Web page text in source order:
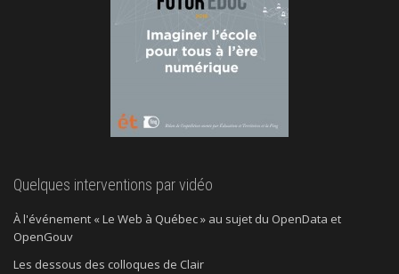
Quelques interventions par vidéo
À l'événement « Le Web à Québec » au sujet du OpenData et
OpenGouv
Les dessous des colloques de Clair